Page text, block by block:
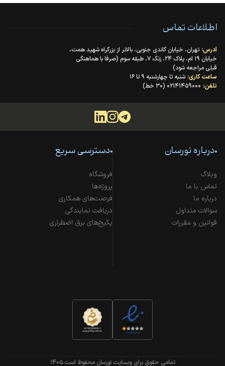
اطلاعات تماس
آدرس: تهران، خیابان گاندی جنوبی، بالاتر از بزرگراه شهید همت،
خیابان ۱۹ ام، پلاک ۲۴، زنگ ۷، طبقه سوم (صرفا با هماهنگی
قبلی مراجعه شود)
ساعت کاری: شنبه تا چهارشنبه ۹ تا ۱۶
تلفن: ۰۲۱۴۱۴۵۹۰۰۰ (۳۰ خط)
درباره نورسان
وبلاگ
تماس با ما
درباره ما
سوالات متداول
قوانین و مقررات
دسترسی سریع
فروشگاه
پروژه‌ها
فرصت‌های همکاری
دریافت نمایندگی
پکیج‌های برق اضطراری
تمامی حقوق برای وبسایت نورسان محفوظ است.۱۴۰۵